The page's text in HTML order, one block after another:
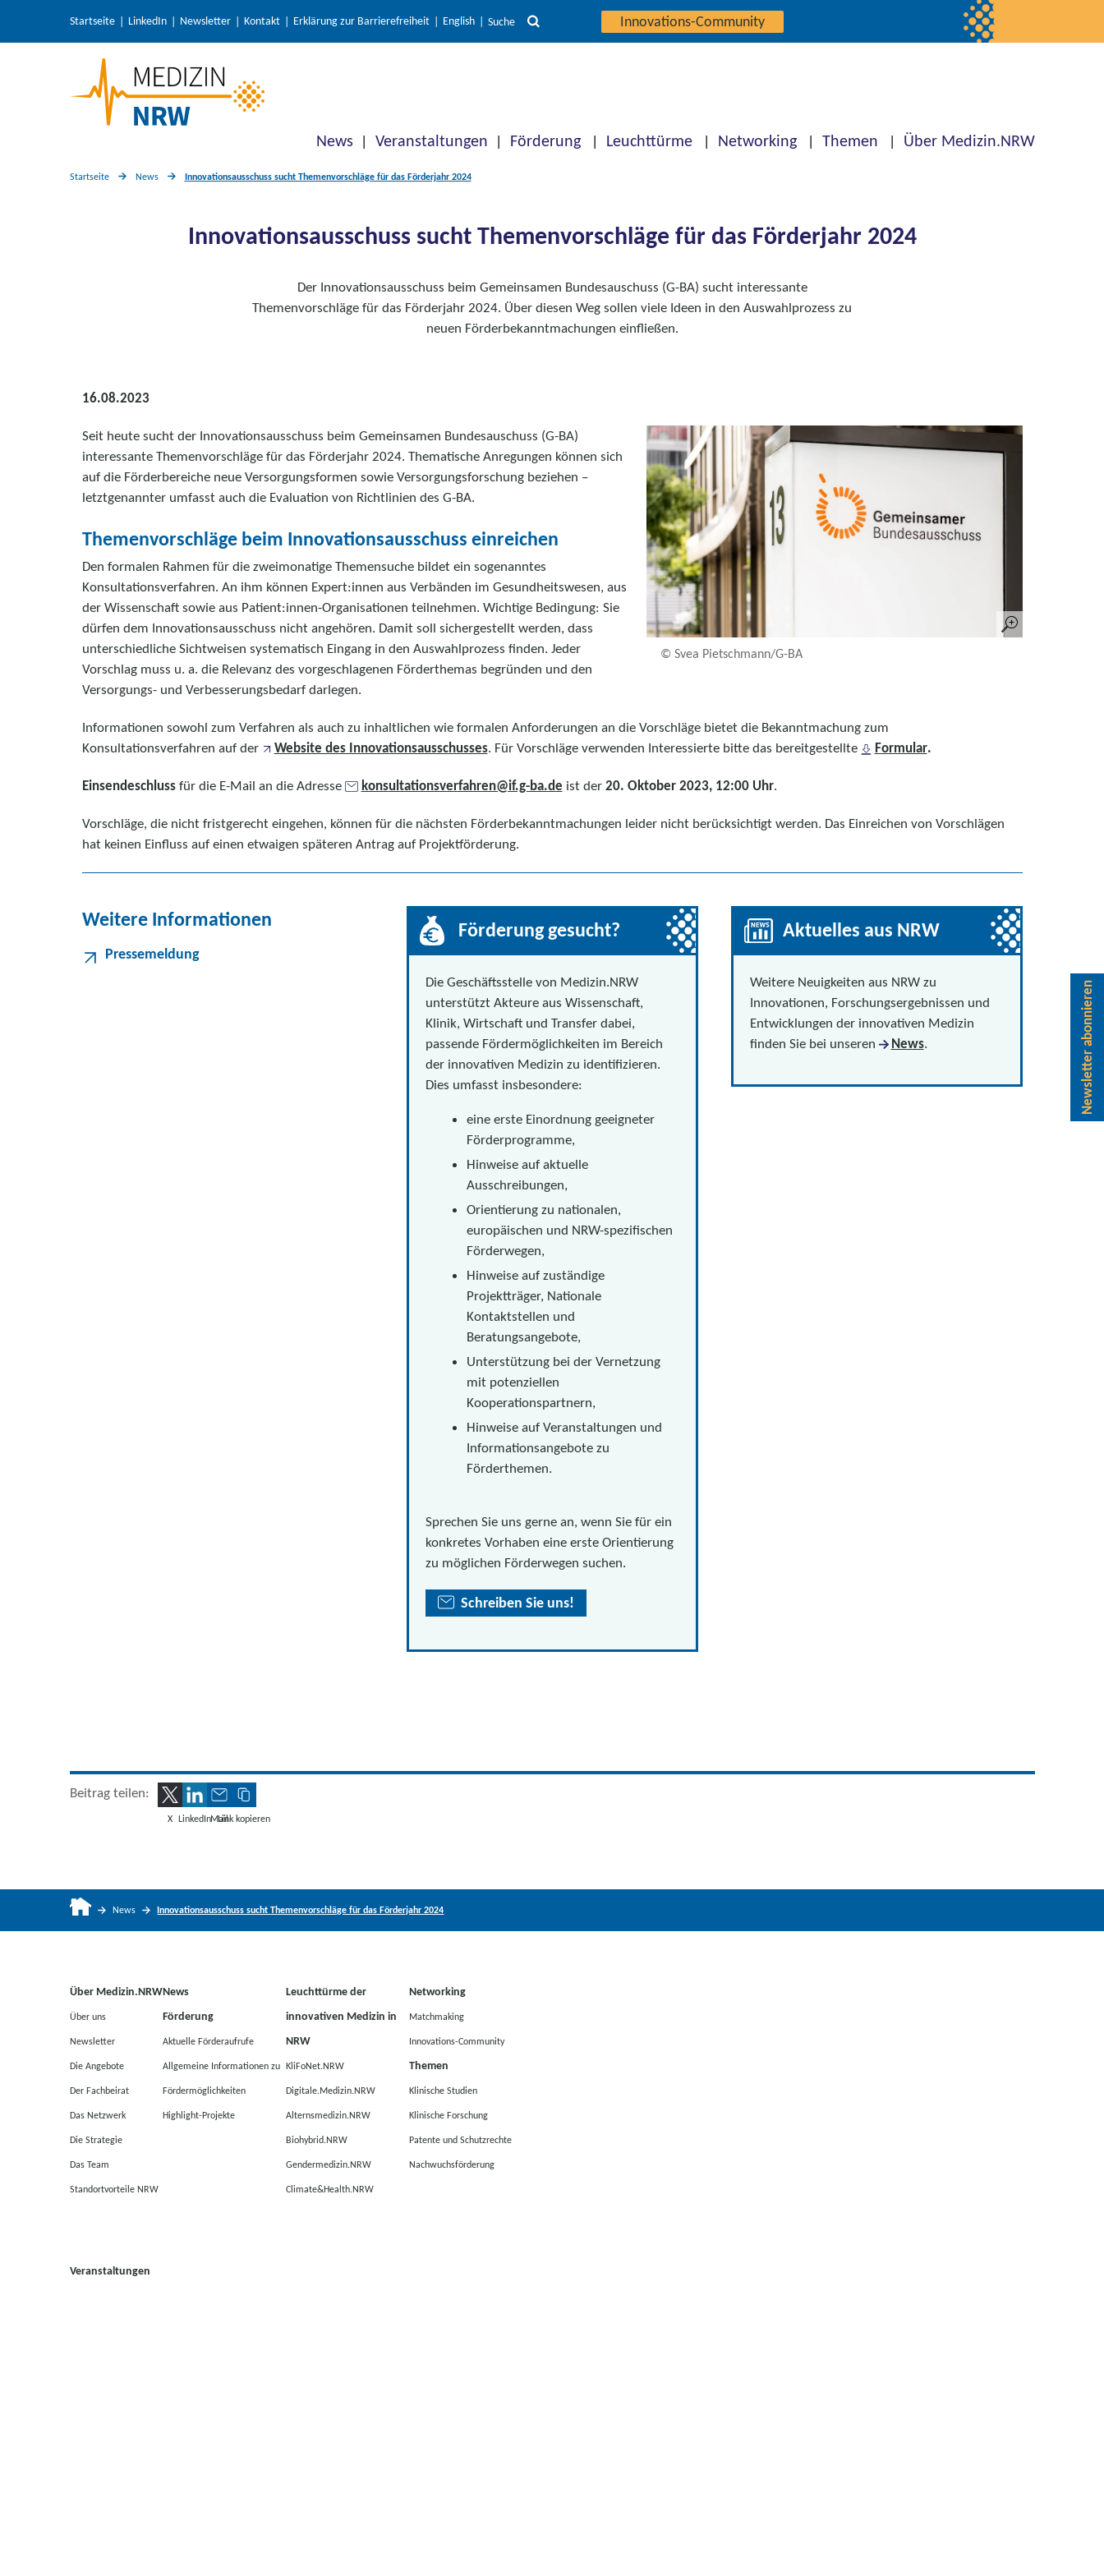
Startseite LinkedIn Newsletter Kontakt Erklärung zur Barrierefreiheit English Suche Innovations-Community
News Veranstaltungen Förderung Leuchttürme Networking Themen Über Medizin.NRW
Startseite News Innovationsausschuss sucht Themenvorschläge für das Förderjahr 2024
Innovationsausschuss sucht Themenvorschläge für das Förderjahr 2024
Der Innovationsausschuss beim Gemeinsamen Bundesauschuss (G-BA) sucht interessante
Themenvorschläge für das Förderjahr 2024. Über diesen Weg sollen viele Ideen in den Auswahlprozess zu
neuen Förderbekanntmachungen einfließen.
16.08.2023
© Svea Pietschmann/G-BA
Seit heute sucht der Innovationsausschuss beim Gemeinsamen Bundesauschuss (G-BA)
interessante Themenvorschläge für das Förderjahr 2024. Thematische Anregungen können sich
auf die Förderbereiche neue Versorgungsformen sowie Versorgungsforschung beziehen –
letztgenannter umfasst auch die Evaluation von Richtlinien des G-BA.
Themenvorschläge beim Innovationsausschuss einreichen
Den formalen Rahmen für die zweimonatige Themensuche bildet ein sogenanntes
Konsultationsverfahren. An ihm können Expert:innen aus Verbänden im Gesundheitswesen, aus
der Wissenschaft sowie aus Patient:innen-Organisationen teilnehmen. Wichtige Bedingung: Sie
dürfen dem Innovationsausschuss nicht angehören. Damit soll sichergestellt werden, dass
unterschiedliche Sichtweisen systematisch Eingang in den Auswahlprozess finden. Jeder
Vorschlag muss u. a. die Relevanz des vorgeschlagenen Förderthemas begründen und den
Versorgungs- und Verbesserungsbedarf darlegen.
Informationen sowohl zum Verfahren als auch zu inhaltlichen wie formalen Anforderungen an die Vorschläge bietet die Bekanntmachung zum
Konsultationsverfahren auf der
Website des Innovationsausschusses. Für Vorschläge verwenden Interessierte bitte das bereitgestellte Formular.
Einsendeschlussfür die E-Mail an die Adresse konsultationsverfahren@if.g-ba.de ist der20. Oktober 2023, 12:00 Uhr.
Vorschläge, die nicht fristgerecht eingehen, können für die nächsten Förderbekanntmachungen leider nicht berücksichtigt werden. Das Einreichen von Vorschlägen
hat keinen Einfluss auf einen etwaigen späteren Antrag auf Projektförderung.
Weitere Informationen
Pressemeldung
Förderung gesucht?
Die Geschäftsstelle von Medizin.NRW
unterstützt Akteure aus Wissenschaft,
Klinik, Wirtschaft und Transfer dabei,
passende Fördermöglichkeiten im Bereich
der innovativen Medizin zu identifizieren.
Dies umfasst insbesondere:
eine erste Einordnung geeigneter
Förderprogramme,
Hinweise auf aktuelle
Ausschreibungen,
Orientierung zu nationalen,
europäischen und NRW-spezifischen
Förderwegen,
Hinweise auf zuständige
Projektträger, Nationale
Kontaktstellen und
Beratungsangebote,
Unterstützung bei der Vernetzung
mit potenziellen
Kooperationspartnern,
Hinweise auf Veranstaltungen und
Informationsangebote zu
Förderthemen.
Sprechen Sie uns gerne an, wenn Sie für ein
konkretes Vorhaben eine erste Orientierung
zu möglichen Förderwegen suchen.
Schreiben Sie uns!
Aktuelles aus NRW
Weitere Neuigkeiten aus NRW zu
Innovationen, Forschungsergebnissen und
Entwicklungen der innovativen Medizin
finden Sie bei unseren
News.
Beitrag teilen:
X LinkedInMailLink kopieren
News Innovationsausschuss sucht Themenvorschläge für das Förderjahr 2024
Über Medizin.NRW
Über uns
Newsletter
Die Angebote
Der Fachbeirat
Das Netzwerk
Die Strategie
Das Team
Standortvorteile NRW
Veranstaltungen
News
Förderung
Aktuelle Förderaufrufe
Allgemeine Informationen zu
Fördermöglichkeiten
Highlight-Projekte
Leuchttürme der
innovativen Medizin in
NRW
KliFoNet.NRW
Digitale.Medizin.NRW
Alternsmedizin.NRW
Biohybrid.NRW
Gendermedizin.NRW
Climate&Health.NRW
Networking
Matchmaking
Innovations-Community
Themen
Klinische Studien
Klinische Forschung
Patente und Schutzrechte
Nachwuchsförderung
Newsletter abonnieren